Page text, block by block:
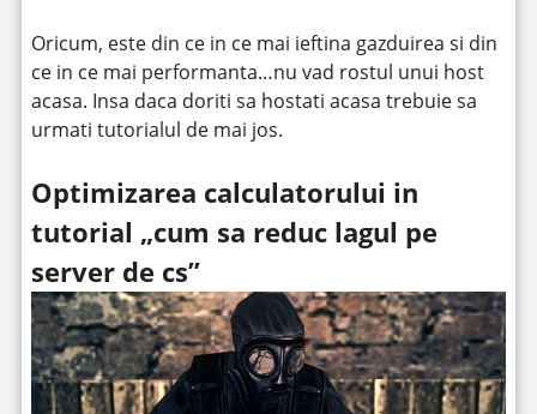
Oricum, este din ce in ce mai ieftina gazduirea si din
ce in ce mai performanta…nu vad rostul unui host
acasa. Insa daca doriti sa hostati acasa trebuie sa
urmati tutorialul de mai jos.
Optimizarea calculatorului in
tutorial „cum sa reduc lagul pe
server de cs”